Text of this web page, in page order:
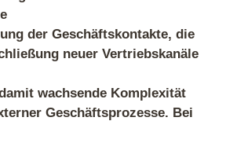
der Geschäftskontakte, die
neuer Vertriebskanäle
wachsende Komplexität
Geschäftsprozesse. Bei